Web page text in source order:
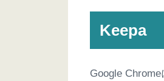
Keepa
Google